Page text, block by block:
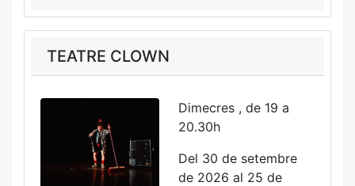
TEATRE CLOWN
Dimecres , de 19 a
20.30h
Del 30 de setembre
de 2026 al 25 de